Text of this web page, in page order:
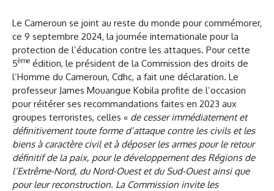
Le Cameroun se joint au reste du monde pour commémorer,
ce 9 septembre 2024, la journée internationale pour la
protection de l’éducation contre les attaques. Pour cette
5ème édition, le président de la Commission des droits de
l’Homme du Cameroun, Cdhc, a fait une déclaration. Le
professeur James Mouangue Kobila profite de l’occasion
pour réitérer ses recommandations faites en 2023 aux
groupes terroristes, celles « de cesser immédiatement et
définitivement toute forme d’attaque contre les civils et les
biens à caractère civil et à déposer les armes pour le retour
définitif de la paix, pour le développement des Régions de
l’Extrême-Nord, du Nord-Ouest et du Sud-Ouest ainsi que
pour leur reconstruction. La Commission invite les